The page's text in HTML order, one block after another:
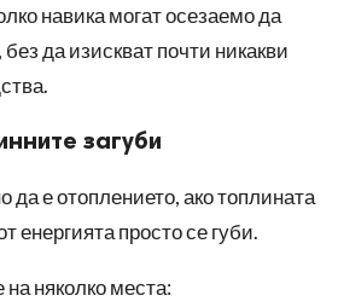
навика могат осезаемо да
да изискват почти никакви
загуби
да е отоплението, ако топлината
енергията просто се губи.
няколко места: